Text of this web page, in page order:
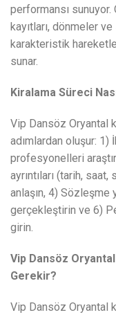
performansı sunuyor.
kayıtları, dönmeler
karakteristik
sunar.
Kiralama Süreci
Vip Dansöz Oryantal
adımlardan oluşur: 1)
profesyonelleri
ayrıntıları (tarih,
anlaşın, 4) Sözleşme
gerçekleştirin ve 6)
girin.
Vip Dansöz
Gerekir?
Vip Dansöz Oryantal